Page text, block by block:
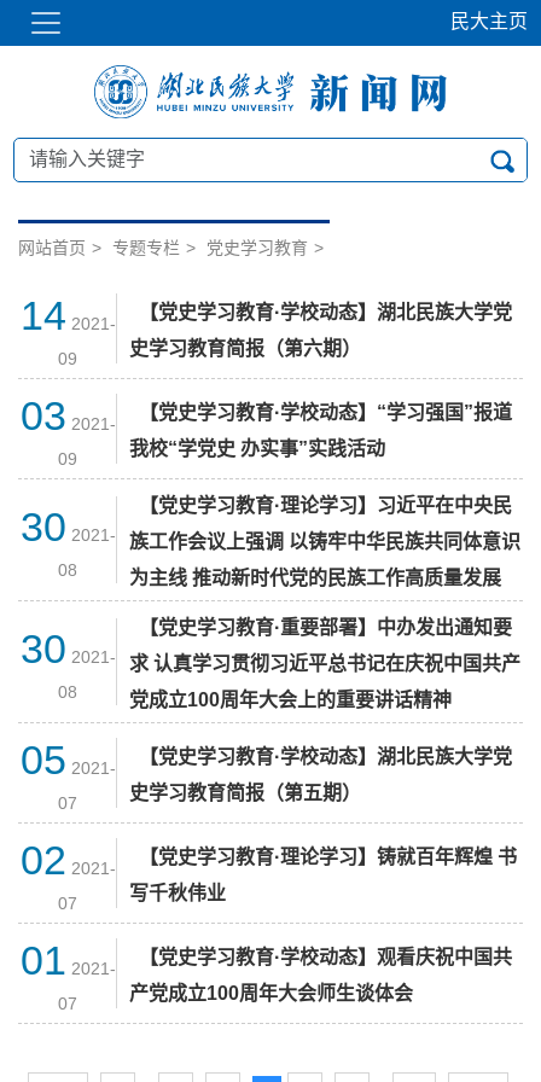
民大主页
网站首页 > 专题专栏 > 党史学习教育 >
14 2021-
09
【党史学习教育·学校动态】湖北民族大学党
史学习教育简报（第六期）
03 2021-
09
【党史学习教育·学校动态】“学习强国”报道
我校“学党史 办实事”实践活动
30 2021-
08
【党史学习教育·理论学习】习近平在中央民
族工作会议上强调 以铸牢中华民族共同体意识
为主线 推动新时代党的民族工作高质量发展
30 2021-
08
【党史学习教育·重要部署】中办发出通知要
求 认真学习贯彻习近平总书记在庆祝中国共产
党成立100周年大会上的重要讲话精神
05 2021-
07
【党史学习教育·学校动态】湖北民族大学党
史学习教育简报（第五期）
02 2021-
07
【党史学习教育·理论学习】铸就百年辉煌 书
写千秋伟业
01 2021-
07
【党史学习教育·学校动态】观看庆祝中国共
产党成立100周年大会师生谈体会